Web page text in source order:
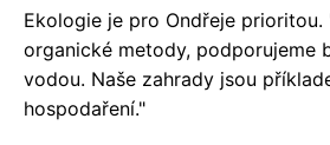
Ekologie je pro Ondřeje prioritou.
organické metody, podporujeme
vodou. Naše zahrady jsou
hospodaření."